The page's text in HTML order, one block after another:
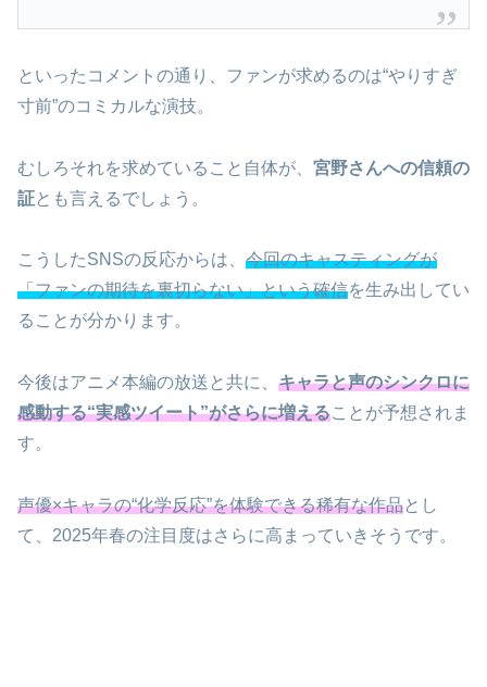
といったコメントの通り、ファンが求めるのは“やりすぎ
寸前”のコミカルな演技。
むしろそれを求めていること自体が、 宮野さんへの信頼の
証とも言えるでしょう。
こうしたSNSの反応からは、 今回のキャスティングが
「ファンの期待を裏切らない」という確信を生み出してい
ることが分かります。
今後はアニメ本編の放送と共に、 キャラと声のシンクロに
感動する“実感ツイート”がさらに増えることが予想されま
す。
声優×キャラの“化学反応”を体験できる稀有な作品とし
て、2025年春の注目度はさらに高まっていきそうです。